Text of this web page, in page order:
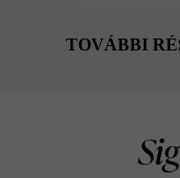
TOVÁBBI